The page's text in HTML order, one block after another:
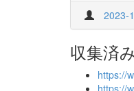
2023-
収集済
https://
https://